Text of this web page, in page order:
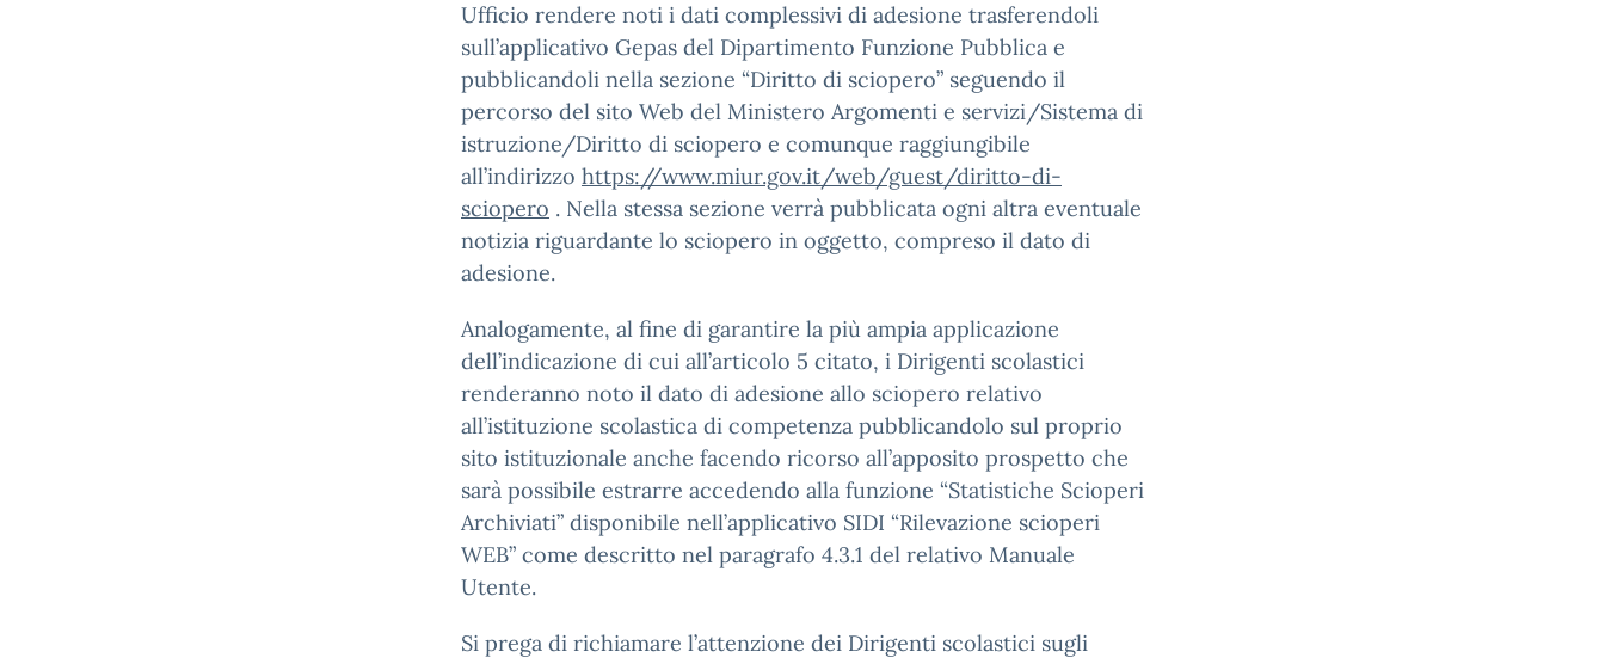
Ufficio rendere noti i dati complessivi di adesione trasferendoli
sull’applicativo Gepas del Dipartimento Funzione Pubblica e
pubblicandoli nella sezione “Diritto di sciopero” seguendo il
percorso del sito Web del Ministero Argomenti e servizi/Sistema di
istruzione/Diritto di sciopero e comunque raggiungibile
all’indirizzo https://www.miur.gov.it/web/guest/diritto-di-
sciopero . Nella stessa sezione verrà pubblicata ogni altra eventuale
notizia riguardante lo sciopero in oggetto, compreso il dato di
adesione.
Analogamente, al fine di garantire la più ampia applicazione
dell’indicazione di cui all’articolo 5 citato, i Dirigenti scolastici
renderanno noto il dato di adesione allo sciopero relativo
all’istituzione scolastica di competenza pubblicandolo sul proprio
sito istituzionale anche facendo ricorso all’apposito prospetto che
sarà possibile estrarre accedendo alla funzione “Statistiche Scioperi
Archiviati” disponibile nell’applicativo SIDI “Rilevazione scioperi
WEB” come descritto nel paragrafo 4.3.1 del relativo Manuale
Utente.
Si prega di richiamare l’attenzione dei Dirigenti scolastici sugli